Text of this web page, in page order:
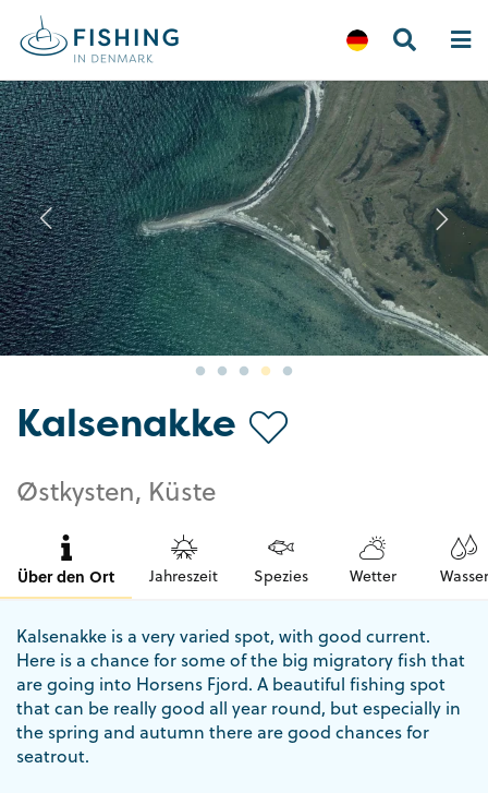
Previous
Kalsenakke
Østkysten, Küste
Über den Ort Jahreszeit Spezies Wetter Wasser
Kalsenakke is a very varied spot, with good current.
Here is a chance for some of the big migratory fish that
are going into Horsens Fjord. A beautiful fishing spot
that can be really good all year round, but especially in
the spring and autumn there are good chances for
seatrout.